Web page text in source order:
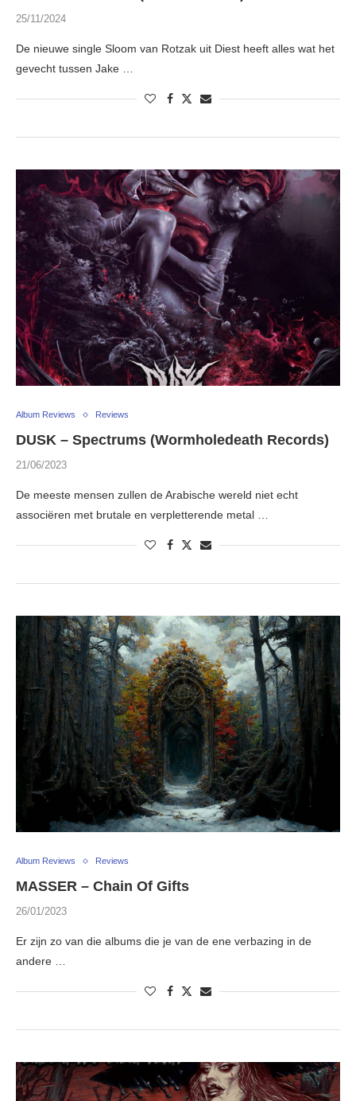
25/11/2024
De nieuwe single Sloom van Rotzak uit Diest heeft alles wat het
gevecht tussen Jake …
Album Reviews Reviews
DUSK – Spectrums (Wormholedeath Records)
21/06/2023
De meeste mensen zullen de Arabische wereld niet echt
associëren met brutale en verpletterende metal …
Album Reviews Reviews
MASSER – Chain Of Gifts
26/01/2023
Er zijn zo van die albums die je van de ene verbazing in de
andere …